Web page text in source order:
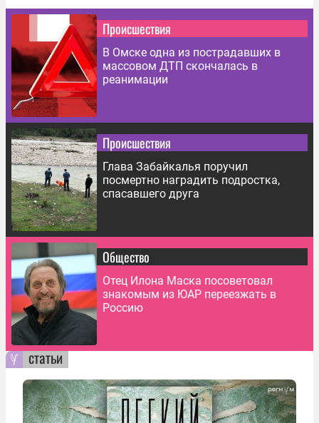
Происшествия
В Омске одна из пострадавших в
массовом ДТП скончалась в
реанимации
Происшествия
Глава Забайкалья поручил
посмертно наградить подростка,
спасавшего друга
Общество
Отец Илона Маска посоветовал
знакомым из ЮАР переезжать в
Россию
статьи